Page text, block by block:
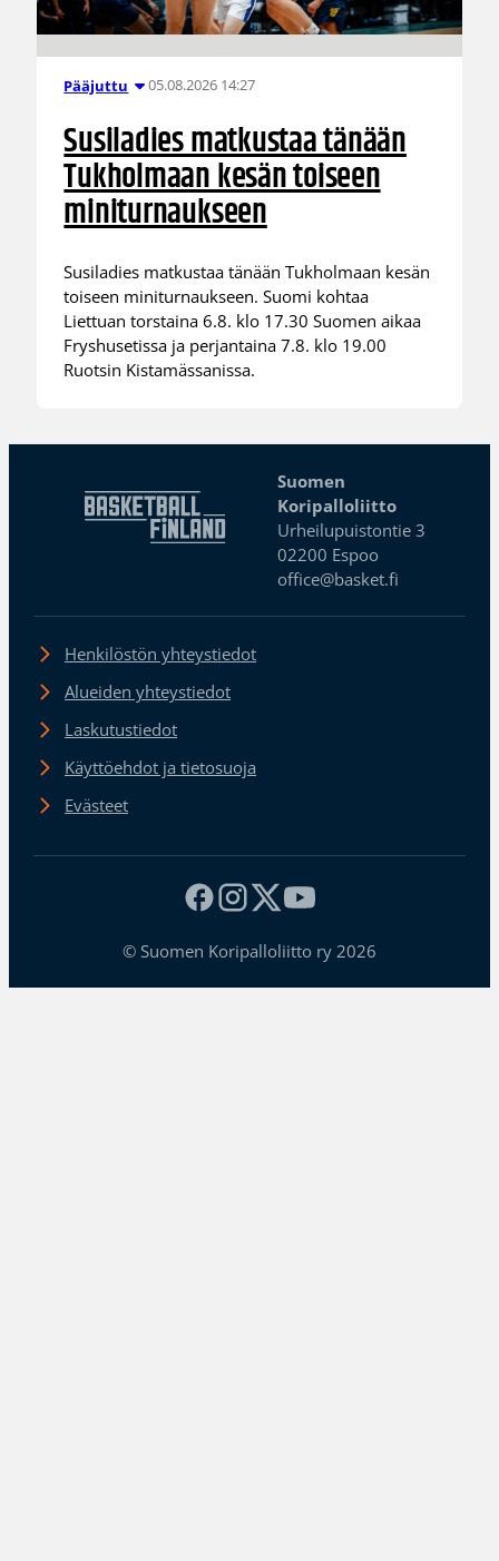
Pääjuttu 05.08.2026 14:27
Susiladies matkustaa tänään
Tukholmaan kesän toiseen
miniturnaukseen
Susiladies matkustaa tänään Tukholmaan kesän
toiseen miniturnaukseen. Suomi kohtaa
Liettuan torstaina 6.8. klo 17.30 Suomen aikaa
Fryshusetissa ja perjantaina 7.8. klo 19.00
Ruotsin Kistamässanissa.
Suomen
Koripalloliitto
Urheilupuistontie 3
02200 Espoo
office@basket.fi
Henkilöstön yhteystiedot
Alueiden yhteystiedot
Laskutustiedot
Käyttöehdot ja tietosuoja
Evästeet
© Suomen Koripalloliitto ry 2026